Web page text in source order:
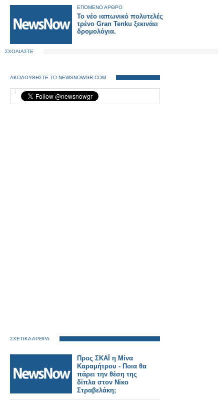
ΕΠΟΜΕΝΟ ΑΡΘΡΟ
Το νέο ιαπωνικό πολυτελές
τρένο Gran Tenku ξεκινάει
δρομολόγια.
ΣΧΟΛΙΑΣΤΕ
ΑΚΟΛΟΥΘΗΣΤΕ ΤΟ NEWSNOWGR.COM
ΣΧΕΤΙΚΑ ΑΡΘΡΑ
Προς ΣΚΑΪ η Μίνα
Καραμήτρου - Ποια θα
πάρει την θέση της
δίπλα στον Νίκο
Στραβελάκη;